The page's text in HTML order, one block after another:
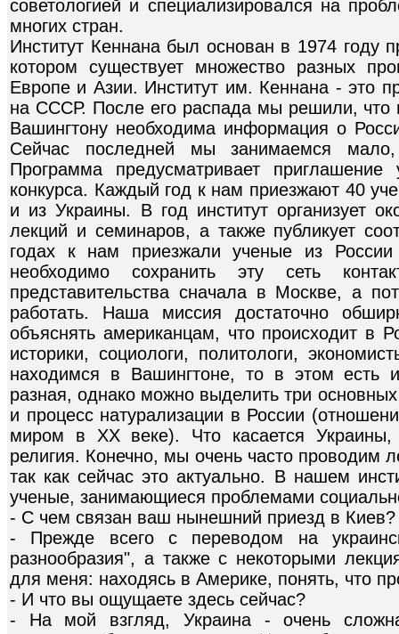
советологией и специализировался на
многих стран.
Институт Кеннана был основан в 1974 году
котором существует множество разных
Европе и Азии. Институт им. Кеннана - это
на СССР. После его распада мы решили, что
Вашингтону необходима информация о
Сейчас последней мы занимаемся
Программа предусматривает
конкурса. Каждый год к нам приезжают 40
и из Украины. В год институт организует
лекций и семинаров, а также публикует
годах к нам приезжали ученые из
необходимо сохранить эту сеть
представительства сначала в Москве, а
работать. Наша миссия достаточно
объяснять американцам, что происходит в
историки, социологи, политологи,
находимся в Вашингтоне, то в этом есть и
разная, однако можно выделить три
и процесс натурализации в России
миром в ХХ веке). Что касается
религия. Конечно, мы очень часто проводим
так как сейчас это актуально. В нашем
ученые, занимающиеся проблемами
- С чем связан ваш нынешний приезд в Киев?
- Прежде всего с переводом на
разнообразия", а также с некоторыми
для меня: находясь в Америке, понять, что
- И что вы ощущаете здесь сейчас?
- На мой взгляд, Украина - очень